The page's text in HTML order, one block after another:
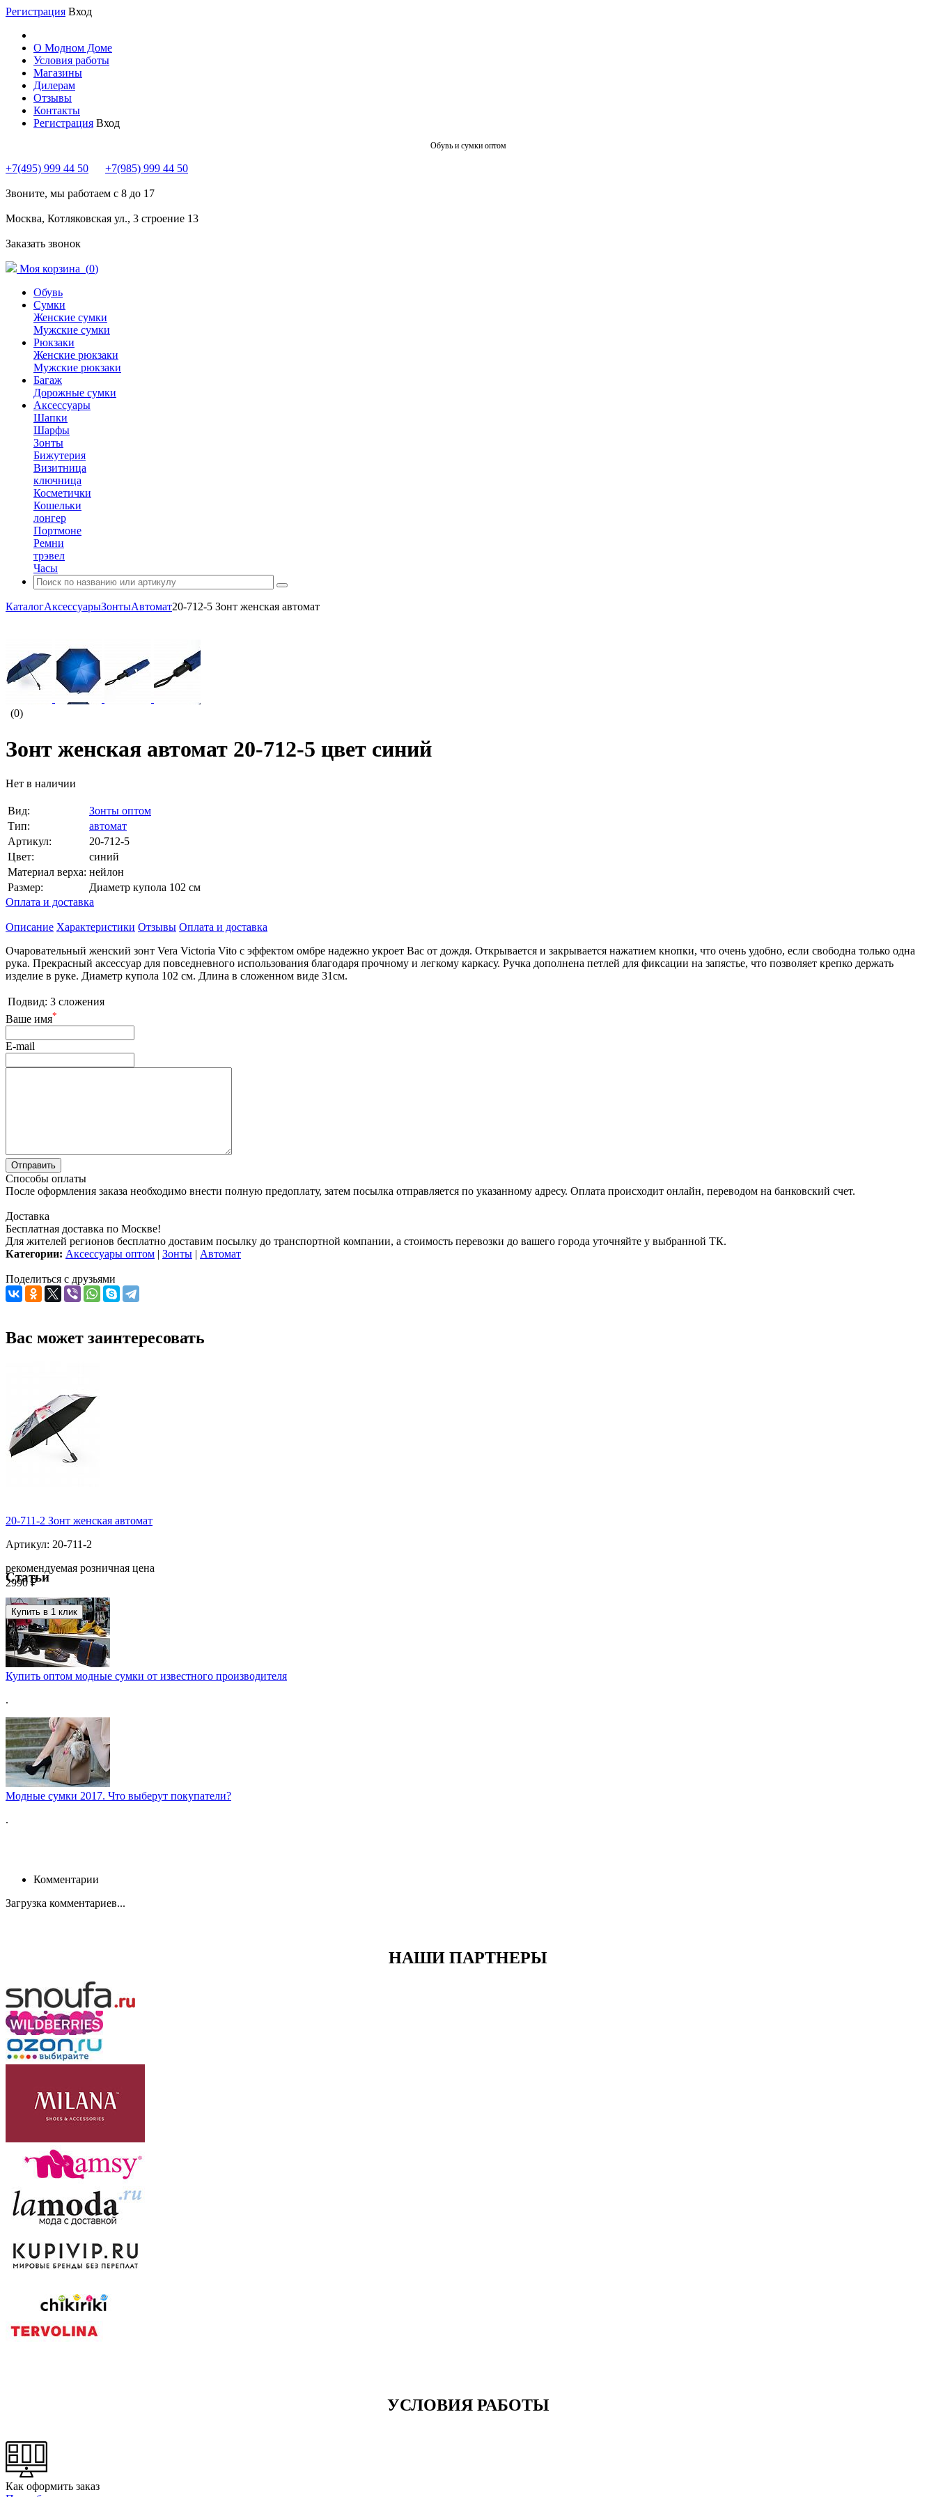
Регистрация Вход
О Модном Доме
Условия работы
Магазины
Дилерам
Отзывы
Контакты
Регистрация Вход
Обувь и сумки оптом
+7(495) 999 44 50 +7(985) 999 44 50
Звоните, мы работаем с 8 до 17
Москва, Котляковская ул., 3 строение 13
Заказать звонок
Моя корзина (0)
Обувь
Сумки
Женские сумки
Мужские сумки
Рюкзаки
Женские рюкзаки
Мужские рюкзаки
Багаж
Дорожные сумки
Аксессуары
Шапки
Шарфы
Зонты
Бижутерия
Визитница
ключница
Косметички
Кошельки
лонгер
Портмоне
Ремни
трэвел
Часы
КаталогАксессуарыЗонтыАвтомат20-712-5 Зонт женская автомат
(0)
Зонт женская автомат 20-712-5 цвет синий
Нет в наличии
Вид:
Зонты оптом
Тип:
автомат
Артикул:
20-712-5
Цвет:
синий
Материал верха: нейлон
Размер:
Диаметр купола 102 см
Оплата и доставка
Описание Характеристики Отзывы Оплата и доставка
Очаровательный женский зонт Vera Victoria Vito с эффектом омбре надежно укроет Вас от дождя. Открывается и закрывается нажатием кнопки, что очень удобно, если свободна только одна
рука. Прекрасный аксессуар для повседневного использования благодаря прочному и легкому каркасу. Ручка дополнена петлей для фиксации на запястье, что позволяет крепко держать
изделие в руке. Диаметр купола 102 см. Длина в сложенном виде 31см.
Подвид: 3 сложения
Ваше имя*
E-mail
Способы оплаты
После оформления заказа необходимо внести полную предоплату, затем посылка отправляется по указанному адресу. Оплата происходит онлайн, переводом на банковский счет.
Доставка
Бесплатная доставка по Москве!
Для жителей регионов бесплатно доставим посылку до транспортной компании, а стоимость перевозки до вашего города уточняйте у выбранной ТК.
Категории: Аксессуары оптом | Зонты | Автомат
Поделиться с друзьями
Вас может заинтересовать
20-711-2 Зонт женская автомат
Артикул: 20-711-2
рекомендуемая розничная цена
2990 ₽
Купить в 1 клик
Статьи
Купить оптом модные сумки от известного производителя
.
Модные сумки 2017. Что выберут покупатели?
.
Комментарии
Загрузка комментариев...
НАШИ ПАРТНЕРЫ
УСЛОВИЯ РАБОТЫ
Как оформить заказ